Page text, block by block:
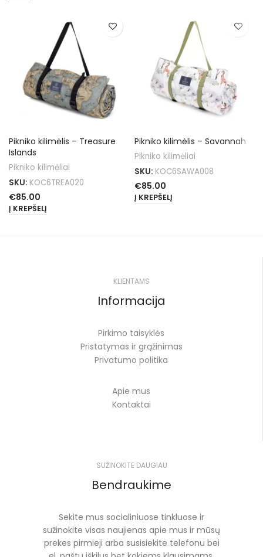
Pikniko kilimėlis – Treasure
Islands
Pikniko kilimėliai
SKU: KOC6TREA020
€85.00
Į KREPŠELĮ
Pikniko kilimėlis – Savannah
Pikniko kilimėliai
SKU: KOC6SAWA008
€85.00
Į KREPŠELĮ
KLIENTAMS
Informacija
Pirkimo taisyklės
Pristatymas ir grąžinimas
Privatumo politika
Apie mus
Kontaktai
SUŽINOKITE DAUGIAU
Bendraukime
Sekite mus socialiniuose tinkluose ir
sužinokite visas naujienas apie mus ir mūsų
prekes pirmieji arba susisiekite telefonu bei